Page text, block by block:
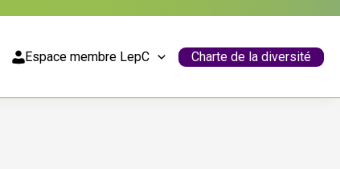
Espace membre LepC Charte de la diversité